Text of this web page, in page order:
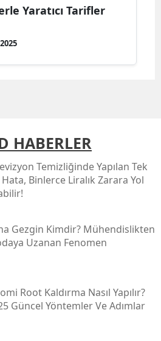
Yaratıcı Tarifler
HABERLER
Temizliğinde Yapılan Tek
Binlerce Liralık Zarara Yol
Gezgin Kimdir? Mühendislikten
Uzanan Fenomen
Root Kaldırma Nasıl Yapılır?
Güncel Yöntemler Ve Adımlar